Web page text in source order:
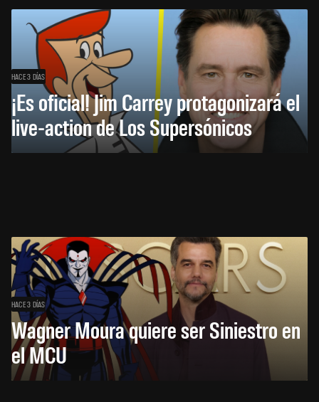
HACE 3 DÍAS
¡Es oficial! Jim Carrey protagonizará el
live-action de Los Supersónicos
HACE 3 DÍAS
Wagner Moura quiere ser Siniestro en
el MCU